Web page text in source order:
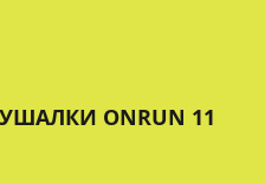
ONRUN 11